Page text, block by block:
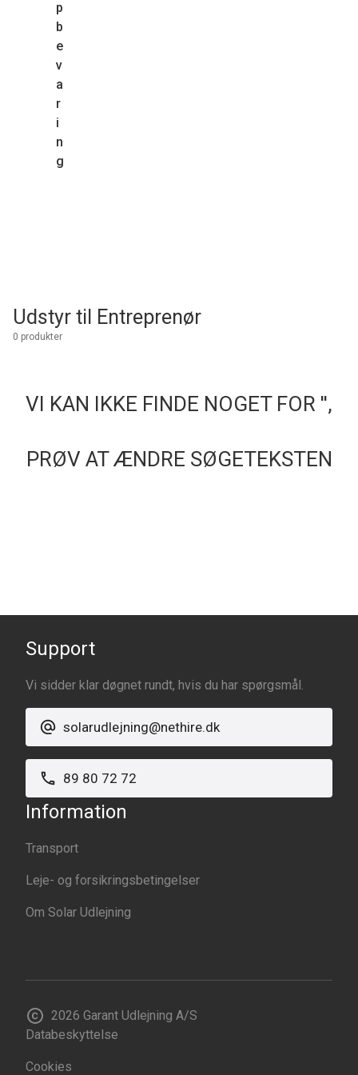
p
b
e
v
a
r
i
n
g
Udstyr til Entreprenør
0 produkter
VI KAN IKKE FINDE NOGET FOR '',
PRØV AT ÆNDRE SØGETEKSTEN
Support
Vi sidder klar døgnet rundt, hvis du har spørgsmål.
solarudlejning@nethire.dk
89 80 72 72
Information
Transport
Leje- og forsikringsbetingelser
Om Solar Udlejning
2026 Garant Udlejning A/S
Databeskyttelse
Cookies